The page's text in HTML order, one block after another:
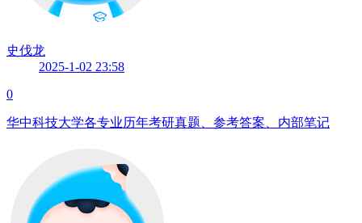
史伐龙
2025-1-02 23:58
0
华中科技大学各专业历年考研真题、参考答案、内部笔记